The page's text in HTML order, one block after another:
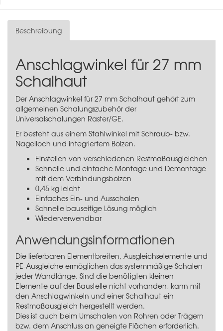
Beschreibung
Anschlagwinkel für 27 mm
Schalhaut
Der Anschlagwinkel für 27 mm Schalhaut gehört zum
allgemeinen Schalungszubehör der
Universalschalungen Raster/GE.
Er besteht aus einem Stahlwinkel mit Schraub- bzw.
Nagelloch und integriertem Bolzen.
Einstellen von verschiedenen Restmaßausgleichen
Schnelle und einfache Montage und Demontage
mit dem Verbindungsbolzen
0,45 kg leicht
Einfaches Ein- und Ausschalen
Schnelle bauseitige Lösung möglich
Wiederverwendbar
Anwendungsinformationen
Die lieferbaren Elementbreiten, Ausgleichselemente und
PE-Ausgleiche ermöglichen das systemmäßige Schalen
jeder Wandlänge. Sind die benötigten kleinen
Elemente auf der Baustelle nicht vorhanden, kann mit
den Anschlagwinkeln und einer Schalhaut ein
Restmaßausgleich hergestellt werden.
Dies ist auch beim Umschalen von Rohren oder Trägern
bzw. dem Anschluss an geneigte Flächen erforderlich.